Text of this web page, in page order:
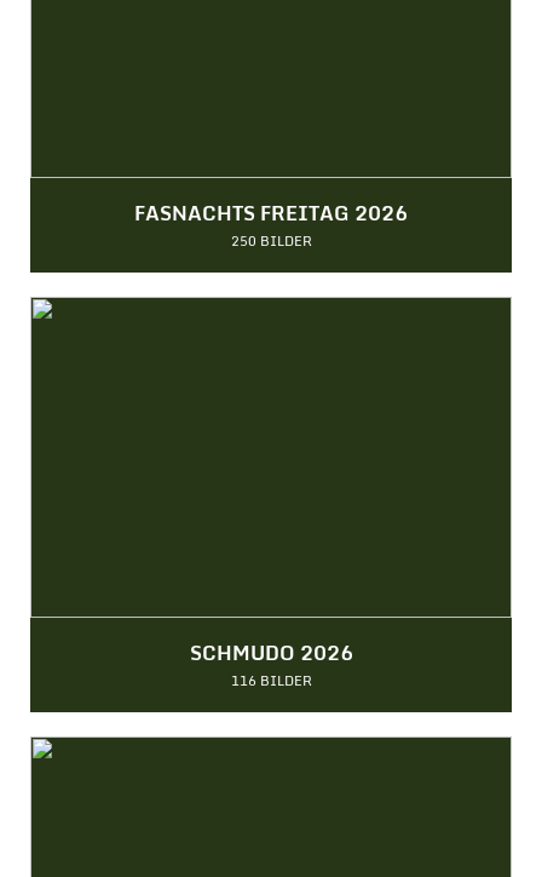
FASNACHTS FREITAG 2026
250 BILDER
SCHMUDO 2026
116 BILDER